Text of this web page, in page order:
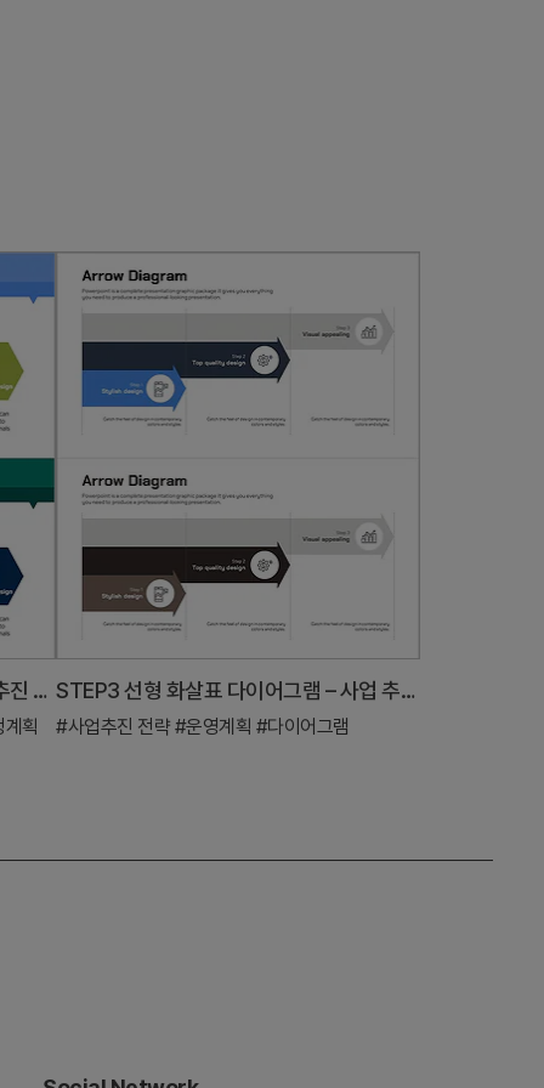
단계별 서비스 계획 슬라이드 – 사업 추진 전략
획
STEP3 선형 화살표 다이어그램 – 사업 추진 전략
#사업추진 전략 #운영계획 #다이어그램